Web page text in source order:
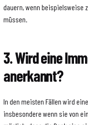
dauern, wenn beispielsweise
müssen.
3. Wird eine
anerkannt?
In den meisten Fällen wird
insbesondere wenn sie von